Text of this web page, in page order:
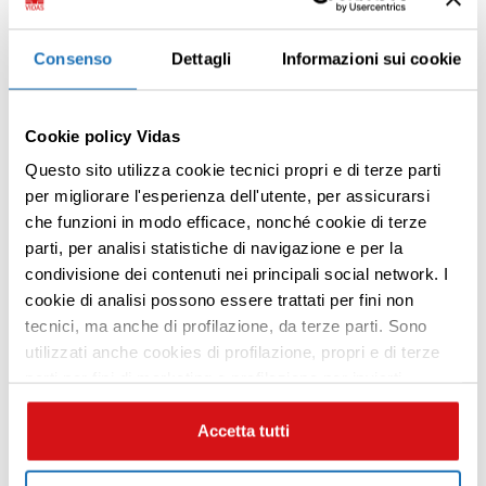
Consenso Dettagli Informazioni sui cookie
Cookie policy Vidas
Questo sito utilizza cookie tecnici propri e di terze parti
per migliorare l'esperienza dell'utente, per assicurarsi
che funzioni in modo efficace, nonché cookie di terze
parti, per analisi statistiche di navigazione e per la
condivisione dei contenuti nei principali social network. I
cookie di analisi possono essere trattati per fini non
tecnici, ma anche di profilazione, da terze parti. Sono
utilizzati anche cookies di profilazione, propri e di terze
contenuti mirati sulle tue preferenze e i tuoi interessi. Se
CHIUDI questo banner, saranno utilizzati soltanto
cookies tecnici. Seleziona i pulsanti sottostanti per
Accetta tutti
oltre a quelle previste dal Decreto 279/2001.
Siti di riferimento
della Regione Lombardia:
malattierare.marionegri.it/
Ministero della salute:
www.malattierare.gov.it/
Osservatorio Malattie rare (OMAR):
www.osservatoriomalattierare.it
Orphanet Italia:
https://www.orpha.net/consor/cgi-
bin/index.php
Premi INVIO per cercare o ESC per uscire